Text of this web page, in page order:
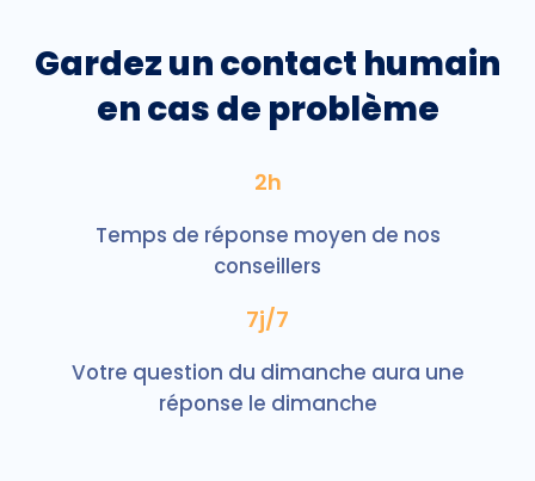
Gardez un contact humain
en cas de problème
2h
Temps de réponse moyen de nos
conseillers
7j/7
Votre question du dimanche aura une
réponse le dimanche